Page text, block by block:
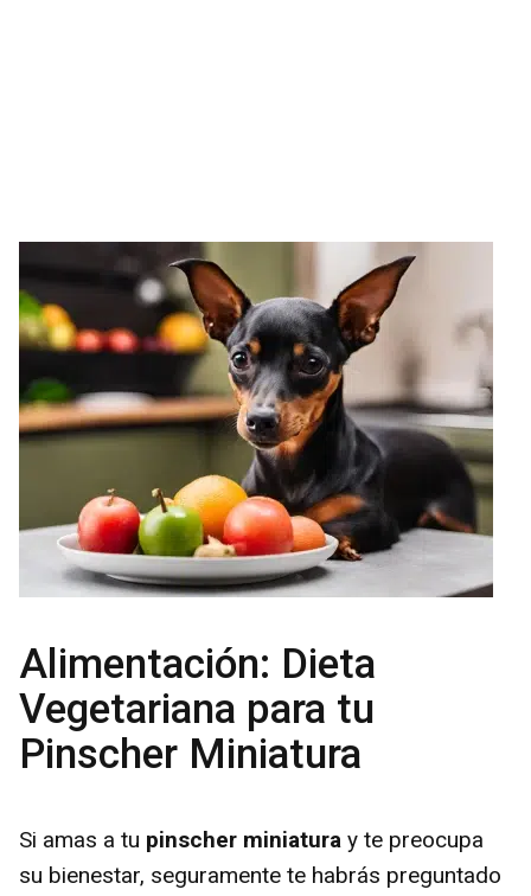
Alimentación: Dieta
Vegetariana para tu
Pinscher Miniatura
Si amas a tu pinscher miniatura y te preocupa
su bienestar, seguramente te habrás preguntado